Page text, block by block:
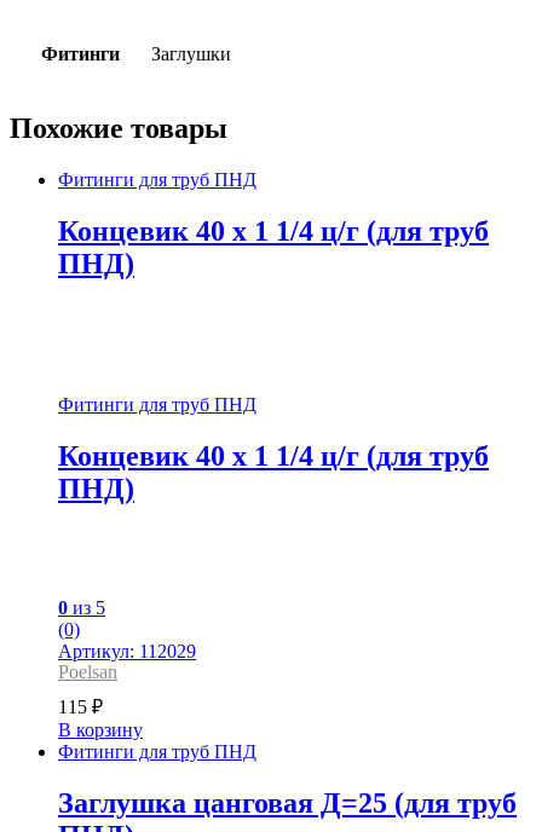
Фитинги Заглушки
Похожие товары
Фитинги для труб ПНД
Концевик 40 x 1 1/4 ц/г (для труб
ПНД)
Фитинги для труб ПНД
Концевик 40 x 1 1/4 ц/г (для труб
ПНД)
0 из 5
(0)
Артикул: 112029
Poelsan
115 ₽
В корзину
Фитинги для труб ПНД
Заглушка цанговая Д=25 (для труб